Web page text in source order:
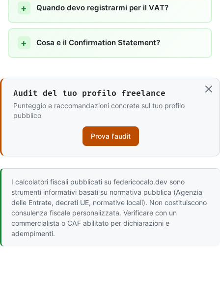
Quando devo registrarmi per il VAT?
Cosa e il Confirmation Statement?
Audit del tuo profilo freelance
Punteggio e raccomandazioni concrete sul tuo profilo
pubblico
Prova l'audit
I calcolatori fiscali pubblicati su federicocalo.dev sono
strumenti informativi basati su normativa pubblica (Agenzia
delle Entrate, decreti UE, normative locali). Non costituiscono
consulenza fiscale personalizzata. Verificare con un
commercialista o CAF abilitato per dichiarazioni e
adempimenti.